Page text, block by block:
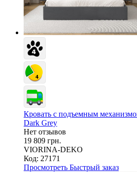
Кровать с подъемным
Dark Grey
Нет отзывов
19 809 грн.
VIORINA-DEKO
Код: 27171
Просмотреть Быстрый заказ